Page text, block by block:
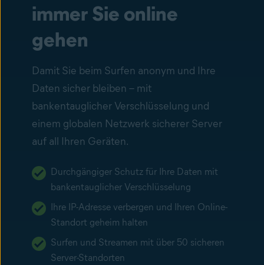
immer Sie online
gehen
Damit Sie beim Surfen anonym und Ihre
Daten sicher bleiben – mit
bankentauglicher Verschlüsselung und
einem globalen Netzwerk sicherer Server
auf all Ihren Geräten.
Durchgängiger Schutz für Ihre Daten mit
bankentauglicher Verschlüsselung
Ihre IP-Adresse verbergen und Ihren Online-
Standort geheim halten
Surfen und Streamen mit über 50 sicheren
Server-Standorten